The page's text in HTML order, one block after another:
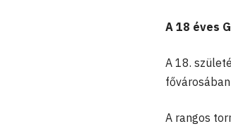
A 18 éves
A 18.
A rangos